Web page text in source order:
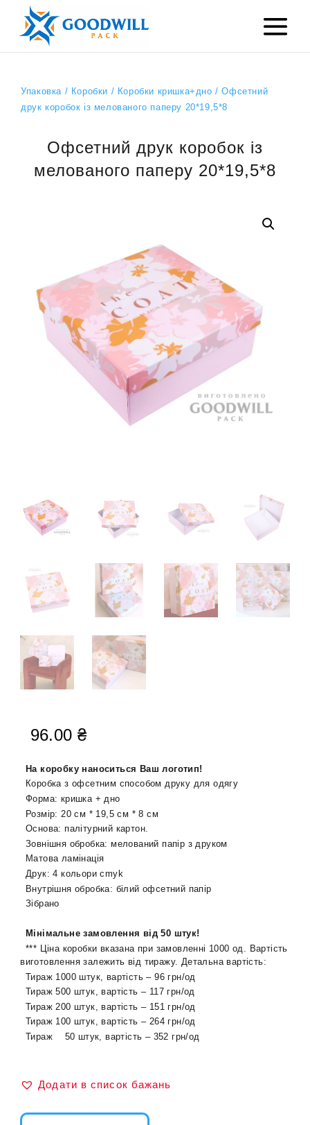
Упаковка/ Коробки / Коробки кришка+дно / Офсетний
друк коробок із мелованого паперу 20*19,5*8
Офсетний друк коробок із
мелованого паперу 20*19,5*8
96.00 ₴
На коробку наноситься Ваш логотип!
Коробка з офсетним способом друку для одягу
Форма: кришка + дно
Розмір: 20см * 19,5см * 8 см
Основа: палітурний картон.
Зовнішня обробка: мелований папір з друком
Матова ламінація
Друк: 4 кольориcmyk
Внутрішня обробка: білий офсетний папір
Зібрано
Мінімальне замовлення від 50 штук!
*** Ціна коробки вказана при замовленні 1000 од. Вартість
виготовлення залежить від тиражу. Детальна вартість:
Тираж 1000 штук, вартість –96грн/од
Тираж 500 штук, вартість – 117 грн/од
Тираж 200 штук, вартість – 151 грн/од
Тираж 100 штук, вартість – 264 грн/од
Тираж 50 штук, вартість – 352 грн/од
Додати в список бажань